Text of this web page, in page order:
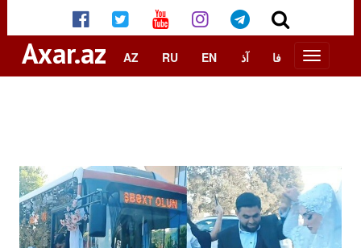
Axar.az AZ RU EN آذ فا